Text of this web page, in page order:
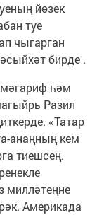
йөзек
туе
чыгарган
бирде .
һәм
Разил
«Татар
анаңның кем
тиешсең.
милләтеңне
Америкада